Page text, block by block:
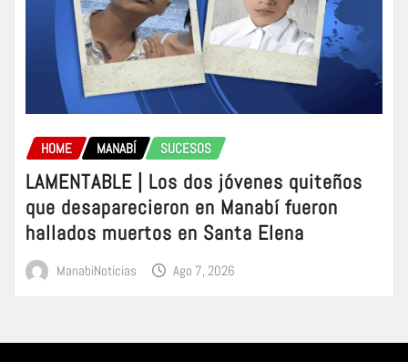
HOME MANABÍ SUCESOS
LAMENTABLE | Los dos jóvenes quiteños
que desaparecieron en Manabí fueron
hallados muertos en Santa Elena
ManabiNoticias Ago 7, 2026